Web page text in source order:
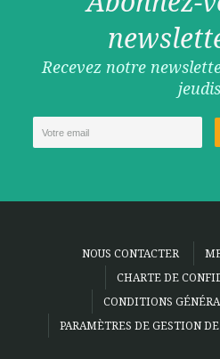
Recevez notre
jeudis
NOUS CONTACTER
CHARTE DE
CONDITIONS
PARAMÈTRES DE GESTION